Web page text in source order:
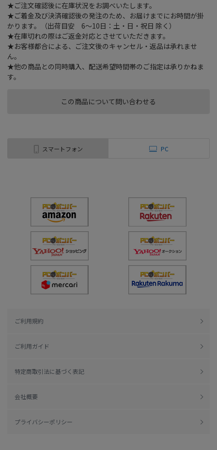
この商品について問い合わせる
★ご注文確認後に在庫状況をお調べいたします。
★ご着金及び決済確認後の発注のため、お届けまでにお時間が掛
かります。（出荷目安 6～10日：土・日・祝日 除く）
★在庫切れの際はご返金対応とさせていただきます。
★お客様都合による、ご注文後のキャンセル・返品は承れませ
ん。
★他の商品との同時購入、配送希望時間帯のご指定は承りかねま
す。
スマートフォン PC
ご利用規約
ご利用ガイド
特定商取引法に基づく表記
会社概要
プライバシーポリシー